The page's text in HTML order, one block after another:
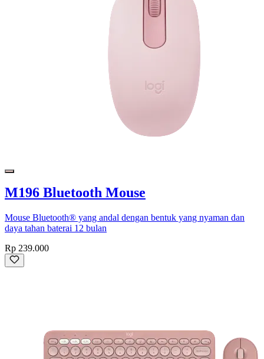
M196 Bluetooth Mouse
Mouse Bluetooth® yang andal dengan bentuk yang nyaman dan
daya tahan baterai 12 bulan
Rp 239.000